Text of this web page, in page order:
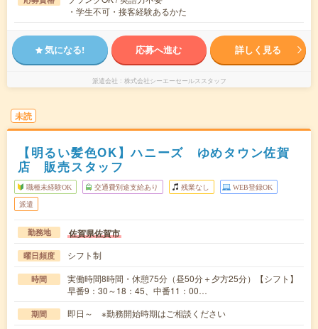
・学生不可・接客経験あるかた
気になる! 応募へ進む 詳しく見る
派遣会社 株式会社シーエーセールススタッフ
未読
【明るい髪色OK】ハニーズ ゆめタウン佐賀
店 販売スタッフ
職種未経験OK 交通費別途支給あり 残業なし WEB登録OK
派遣
勤務地 佐賀県佐賀市
曜日頻度 シフト制
時間
実働時間8時間・休憩75分（昼50分＋夕方25分）【シフト】
早番9：30～18：45、中番11：00…
期間 即日～ ※勤務開始時期はご相談ください